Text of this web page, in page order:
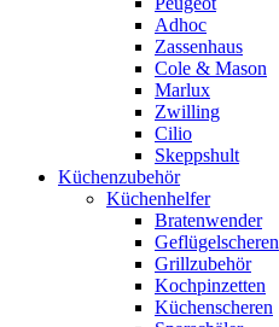
Adhoc
Zassenhaus
Cole & Mason
Marlux
Zwilling
Cilio
Skeppshult
Küchenzubehör
Küchenhelfer
Bratenwender
Geflügelscheren
Grillzubehör
Kochpinzetten
Küchenscheren